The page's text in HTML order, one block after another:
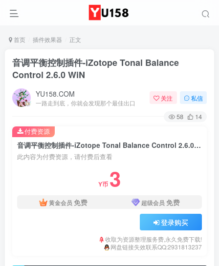
首页 插件效果器 正文
音调平衡控制插件-iZotope Tonal Balance
Control 2.6.0 WiN
YU158.COM
一路走到底，你就会发现那个最佳出口
关注 私信
58 14
音调平衡控制插件-iZotope Tonal Balance Control 2.6.0 WiN
此内容为付费资源，请付费后查看
Y币 3
黄金会员 免费 超级会员 免费
登录购买
收取为资源整理服务费,永久免费下载!
网盘链接失效联系QQ:2931813237
付费资源